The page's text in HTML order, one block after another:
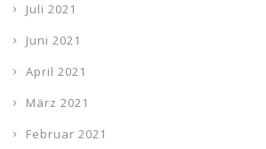
Juli 2021
Juni 2021
April 2021
März 2021
Februar 2021